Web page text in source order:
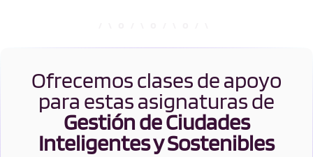
Ofrecemos clases de apoyo
para estas asignaturas de
Gestión de Ciudades
Inteligentes y Sostenibles